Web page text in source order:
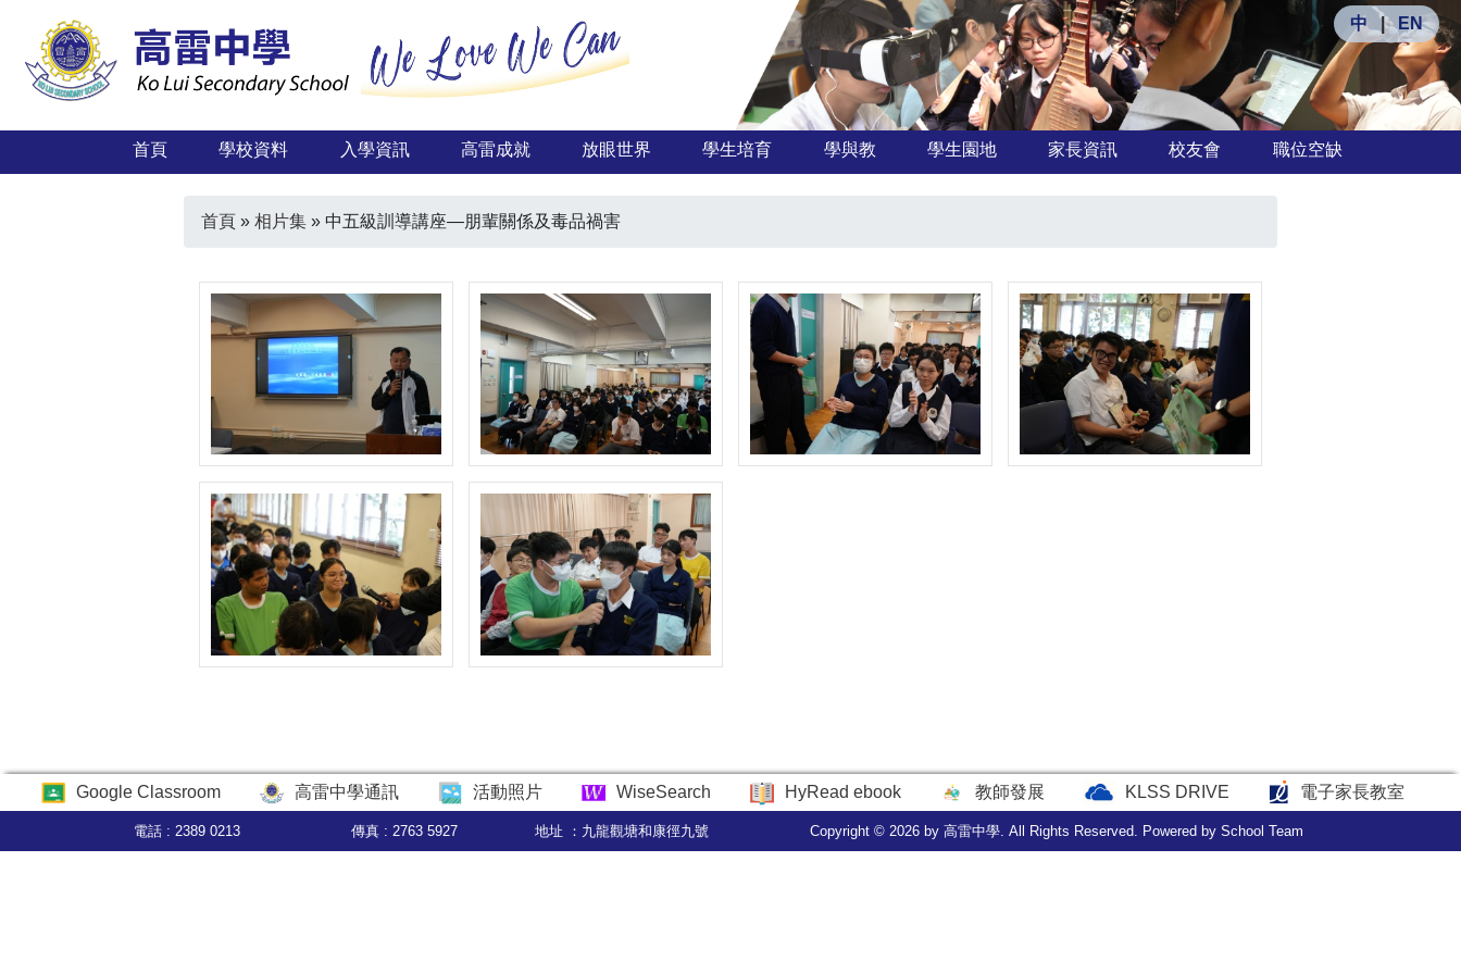
中 | EN
首頁 學校資料 入學資訊 高雷成就 放眼世界 學生培育 學與教 學生園地 家長資訊 校友會 職位空缺
首頁 »相片集 » 中五級訓導講座—朋輩關係及毒品禍害
Google Classroom 高雷中學通訊 活動照片 WiseSearch HyRead ebook 教師發展 KLSS DRIVE 電子家長教室
電話 : 2389 0213 傳真 : 2763 5927 地址 ：九龍觀塘和康徑九號 Copyright © 2026 by 高雷中學. All Rights Reserved. Powered by School Team